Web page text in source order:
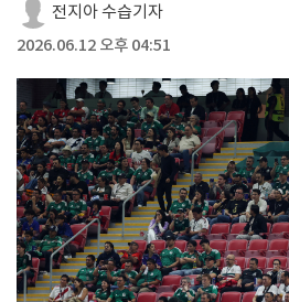
전지아 수습기자
2026.06.12 오후 04:51